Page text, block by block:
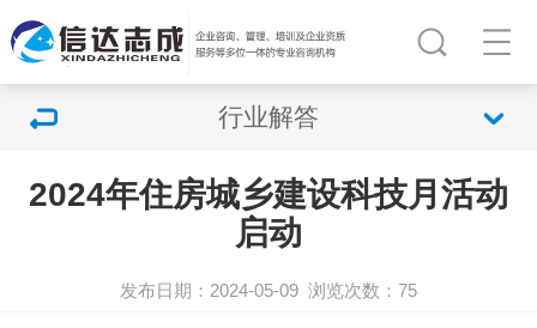
行业解答
2024年住房城乡建设科技月活动
启动
发布日期：2024-05-09 浏览次数：75